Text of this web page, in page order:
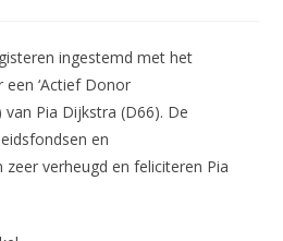
ingestemd met het
‘Actief Donor
van Pia Dijkstra (D66). De
en
verheugd en feliciteren Pia